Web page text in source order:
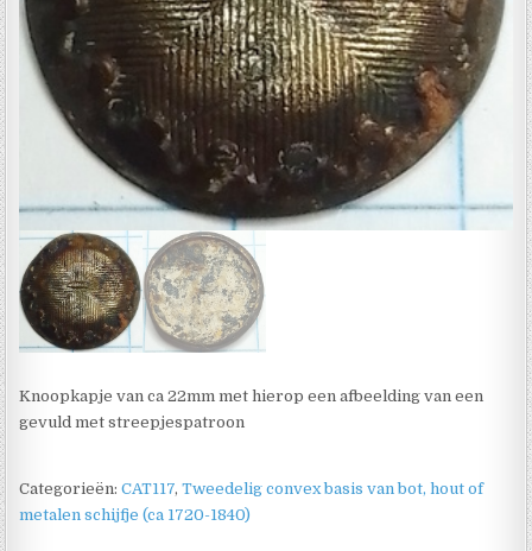
Knoopkapje van ca 22mm met hierop een afbeelding van een
gevuld met streepjespatroon
Categorieën:CAT117,Tweedelig convex basis van bot, hout of
metalen schijfje (ca 1720-1840)